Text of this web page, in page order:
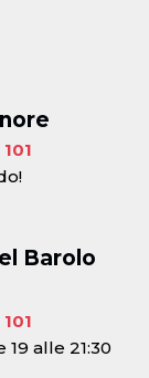
Barolo
alle 21:30